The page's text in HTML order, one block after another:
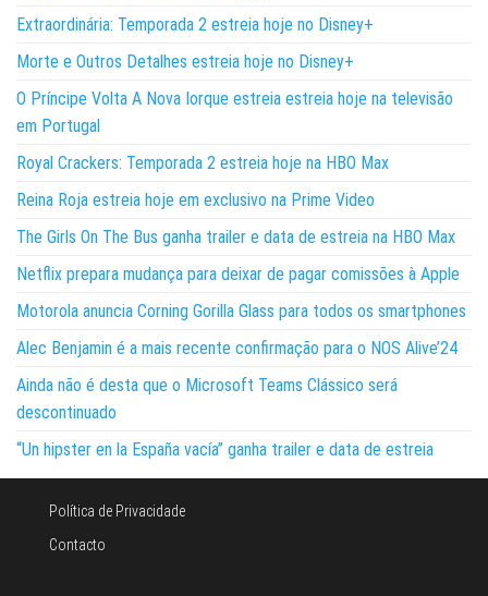
Extraordinária: Temporada 2 estreia hoje no Disney+
Morte e Outros Detalhes estreia hoje no Disney+
O Príncipe Volta A Nova Iorque estreia estreia hoje na televisão
em Portugal
Royal Crackers: Temporada 2 estreia hoje na HBO Max
Reina Roja estreia hoje em exclusivo na Prime Video
The Girls On The Bus ganha trailer e data de estreia na HBO Max
Netflix prepara mudança para deixar de pagar comissões à Apple
Motorola anuncia Corning Gorilla Glass para todos os smartphones
Alec Benjamin é a mais recente confirmação para o NOS Alive’24
Ainda não é desta que o Microsoft Teams Clássico será
descontinuado
“Un hipster en la España vacía” ganha trailer e data de estreia
Política de Privacidade
Contacto